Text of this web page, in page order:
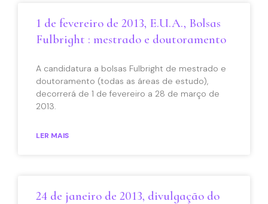
1 de fevereiro de 2013, E.U.A., Bolsas
Fulbright : mestrado e doutoramento
A candidatura a bolsas Fulbright de mestrado e
doutoramento (todas as áreas de estudo),
decorrerá de 1 de fevereiro a 28 de março de
2013.
LER MAIS
24 de janeiro de 2013, divulgação do